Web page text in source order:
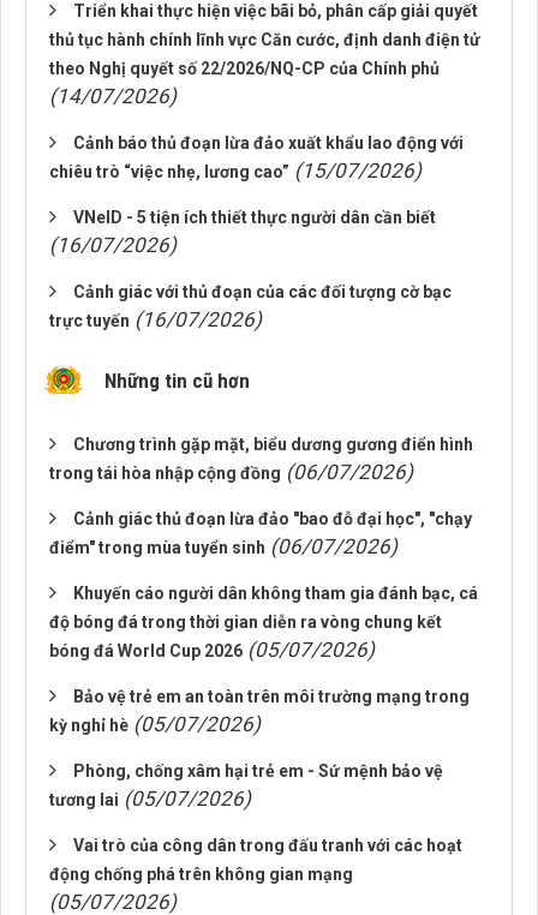
Triển khai thực hiện việc bãi bỏ, phân cấp giải quyết
thủ tục hành chính lĩnh vực Căn cước, định danh điện tử
theo Nghị quyết số 22/2026/NQ-CP của Chính phủ
(14/07/2026)
Cảnh báo thủ đoạn lừa đảo xuất khẩu lao động với
chiêu trò “việc nhẹ, lương cao” (15/07/2026)
VNeID - 5 tiện ích thiết thực người dân cần biết
(16/07/2026)
Cảnh giác với thủ đoạn của các đối tượng cờ bạc
trực tuyến (16/07/2026)
Những tin cũ hơn
Chương trình gặp mặt, biểu dương gương điển hình
trong tái hòa nhập cộng đồng (06/07/2026)
Cảnh giác thủ đoạn lừa đảo "bao đỗ đại học", "chạy
điểm" trong mùa tuyển sinh (06/07/2026)
Khuyến cáo người dân không tham gia đánh bạc, cá
độ bóng đá trong thời gian diễn ra vòng chung kết
bóng đá World Cup 2026 (05/07/2026)
Bảo vệ trẻ em an toàn trên môi trường mạng trong
kỳ nghỉ hè (05/07/2026)
Phòng, chống xâm hại trẻ em - Sứ mệnh bảo vệ
tương lai (05/07/2026)
Vai trò của công dân trong đấu tranh với các hoạt
động chống phá trên không gian mạng
(05/07/2026)